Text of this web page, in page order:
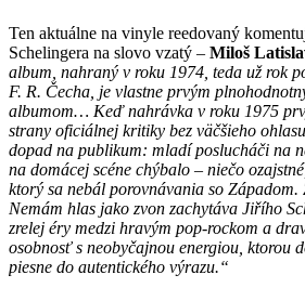
Ten aktuálne na vinyle reedovaný
Schelingera na slovo vzatý – Miloš
album, nahraný v roku 1974, teda už rok
F. R. Čecha, je vlastne prvým
albumom… Keď nahrávka v roku 1975
strany oficiálnej kritiky bez väčšieho
dopad na publikum: mladí poslucháči na
na domácej scéne chýbalo – niečo
ktorý sa nebál porovnávania so Západom.
Nemám hlas jako zvon zachytáva Jiřího
zrelej éry medzi hravým pop-rockom a
osobnosť s neobyčajnou energiou, ktorou
piesne do autentického výrazu.“